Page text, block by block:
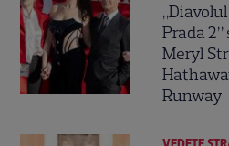
Prada
Meryl
Runway